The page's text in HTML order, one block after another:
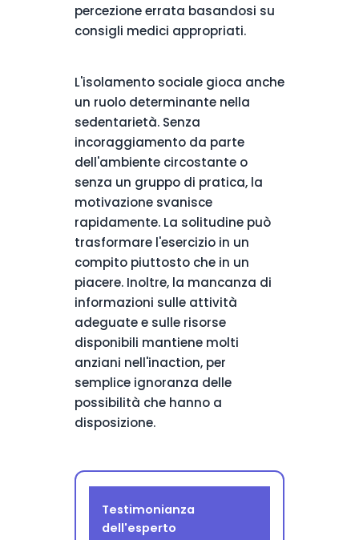
percezione errata basandosi su
consigli medici appropriati.
L'isolamento sociale gioca anche
un ruolo determinante nella
sedentarietà. Senza
incoraggiamento da parte
dell'ambiente circostante o
senza un gruppo di pratica, la
motivazione svanisce
rapidamente. La solitudine può
trasformare l'esercizio in un
compito piuttosto che in un
piacere. Inoltre, la mancanza di
informazioni sulle attività
adeguate e sulle risorse
disponibili mantiene molti
anziani nell'inaction, per
semplice ignoranza delle
possibilità che hanno a
disposizione.
Testimonianza
dell'esperto